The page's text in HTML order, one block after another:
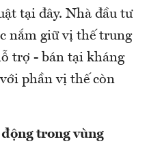
tại đây. Nhà đầu tư
nắm giữ vị thế trung
trợ - bán tại kháng
phần vị thế còn
trong vùng